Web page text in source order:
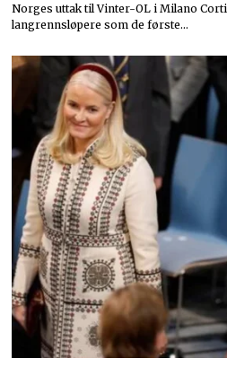
Norges uttak til Vinter-OL i Milano
langrennsløpere som de første…